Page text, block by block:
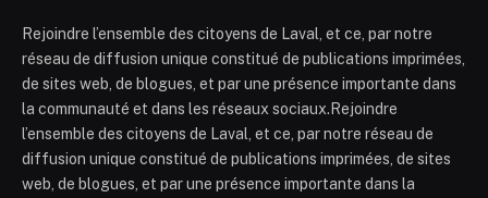
Rejoindre l’ensemble des citoyens de Laval, et ce, par notre
réseau de diffusion unique constitué de publications imprimées,
de sites web, de blogues, et par une présence importante dans
la communauté et dans les réseaux sociaux.Rejoindre
l’ensemble des citoyens de Laval, et ce, par notre réseau de
diffusion unique constitué de publications imprimées, de sites
web, de blogues, et par une présence importante dans la